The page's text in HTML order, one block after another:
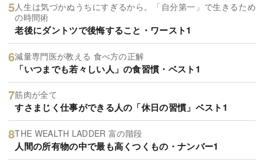
人生は気づかぬうちにすぎるから。「自分第一」で生きるため
の時間術
老後にダントツで後悔すること・ワースト1
減量専門医が教える 食べ方の正解
「いつまでも若々しい人」の食習慣・ベスト1
筋肉が全て
すさまじく仕事ができる人の「休日の習慣」ベスト1
THE WEALTH LADDER 富の階段
人間の所有物の中で最も高くつくもの・ナンバー1